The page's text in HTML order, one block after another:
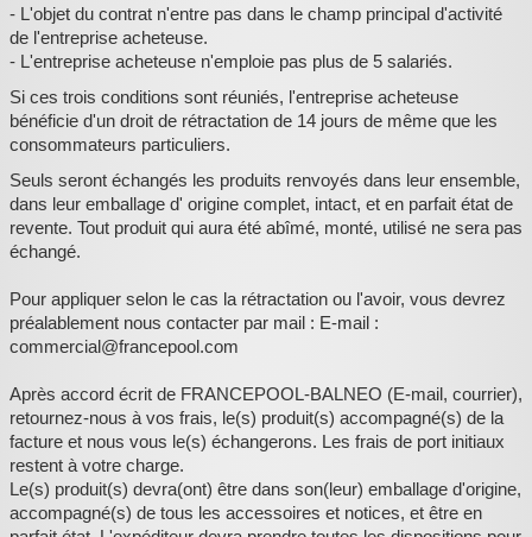
- L'objet du contrat n'entre pas dans le champ principal d'activité
de l'entreprise acheteuse.
- L'entreprise acheteuse n'emploie pas plus de 5 salariés.
Si ces trois conditions sont réuniés, l'entreprise acheteuse
bénéficie d'un droit de rétractation de 14 jours de même que les
consommateurs particuliers.
Seuls seront échangés les produits renvoyés dans leur ensemble,
dans leur emballage d' origine complet, intact, et en parfait état de
revente. Tout produit qui aura été abîmé, monté, utilisé ne sera pas
échangé.
Pour appliquer selon le cas la rétractation ou l'avoir, vous devrez
préalablement nous contacter par mail : E-mail :
commercial@francepool.com
Après accord écrit de FRANCEPOOL-BALNEO (E-mail, courrier),
retournez-nous à vos frais, le(s) produit(s) accompagné(s) de la
facture et nous vous le(s) échangerons. Les frais de port initiaux
restent à votre charge.
Le(s) produit(s) devra(ont) être dans son(leur) emballage d'origine,
accompagné(s) de tous les accessoires et notices, et être en